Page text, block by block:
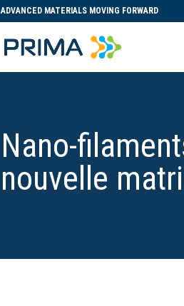
ADVANCED MATERIALS MOVING FORWARD
Nano-
nouvelle